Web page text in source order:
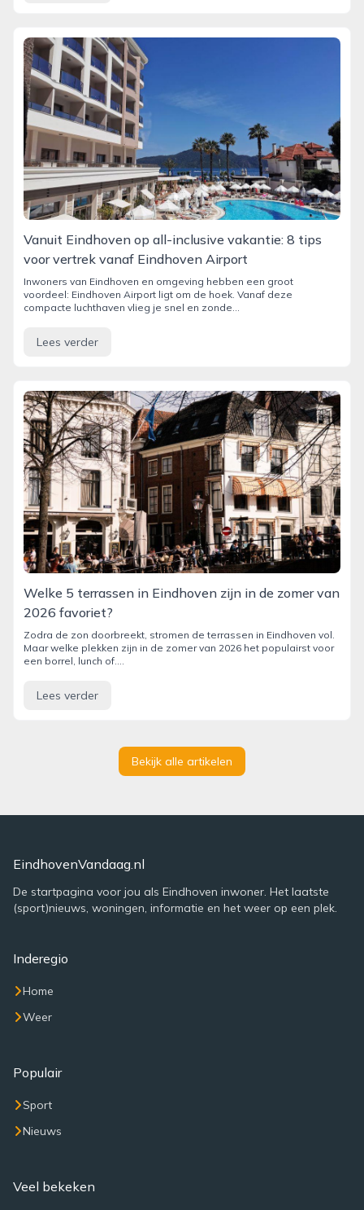
Vanuit Eindhoven op all-inclusive vakantie: 8 tips
voor vertrek vanaf Eindhoven Airport
Inwoners van Eindhoven en omgeving hebben een groot
voordeel: Eindhoven Airport ligt om de hoek. Vanaf deze
compacte luchthaven vlieg je snel en zonde...
Lees verder
Welke 5 terrassen in Eindhoven zijn in de zomer van
2026 favoriet?
Zodra de zon doorbreekt, stromen de terrassen in Eindhoven vol.
Maar welke plekken zijn in de zomer van 2026 het populairst voor
een borrel, lunch of....
Lees verder
Bekijk alle artikelen
EindhovenVandaag.nl
De startpagina voor jou als Eindhoven inwoner. Het laatste
(sport)nieuws, woningen, informatie en het weer op een plek.
Inderegio
Home
Weer
Populair
Sport
Nieuws
Veel bekeken